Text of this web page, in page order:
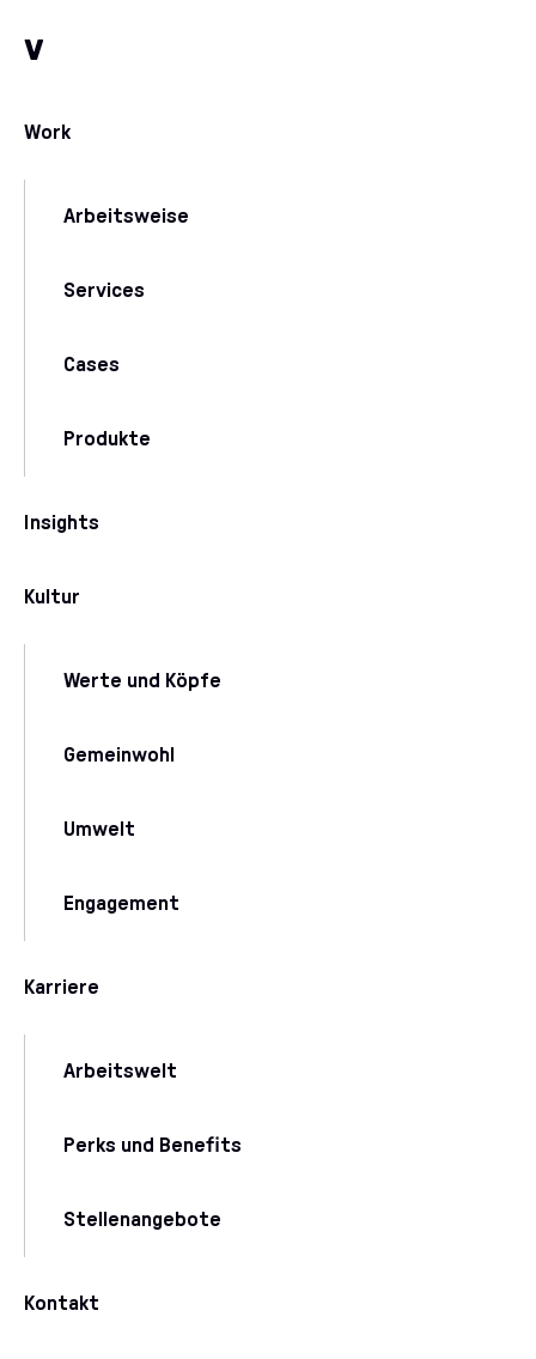
v
Work
Arbeitsweise
Services
Cases
Produkte
Insights
Kultur
Werte und Köpfe
Gemeinwohl
Umwelt
Engagement
Karriere
Arbeitswelt
Perks und Benefits
Stellenangebote
Kontakt